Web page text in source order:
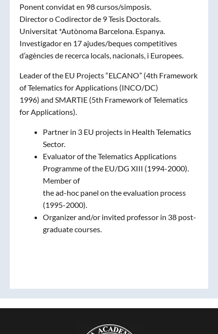
Ponent convidat en 98 cursos/simposis.
Director o Codirector de 9 Tesis Doctorals.
Universitat *Autònoma Barcelona. Espanya.
Investigador en 17 ajudes/beques competitives
d’agències de recerca locals, nacionals, i Europees.
Leader of the EU Projects “ELCANO” (4th Framework
of Telematics for Applications (INCO/DC)
1996) and SMARTIE (5th Framework of Telematics
for Applications).
Partner in 3 EU projects in Health Telematics
Sector.
Evaluator of the Telematics Applications
Programme of the EU/DG XIII (1994-2000).
Member of
the ad-hoc panel on the evaluation process
(1995-2000).
Organizer and/or invited professor in 38 post-
graduate courses.